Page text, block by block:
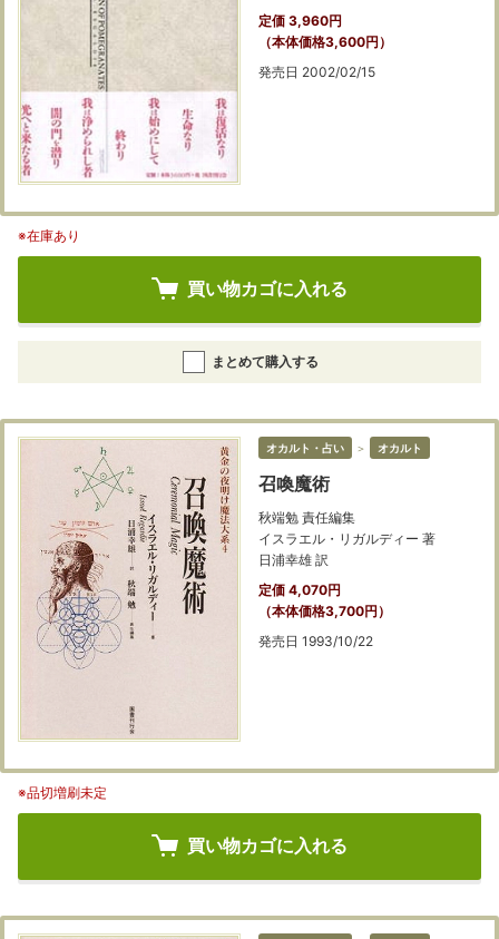
定価 3,960円
（本体価格3,600円）
発売日 2002/02/15
※在庫あり
買い物カゴに入れる
まとめて購入する
オカルト・占い ＞ オカルト
召喚魔術
秋端勉 責任編集
イスラエル・リガルディー 著
日浦幸雄 訳
定価 4,070円
（本体価格3,700円）
発売日 1993/10/22
※品切増刷未定
買い物カゴに入れる